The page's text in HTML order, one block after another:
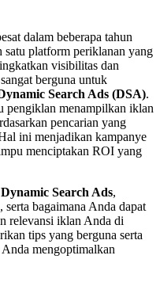
dalam beberapa tahun
satu platform periklanan yang
visibilitas dan
berguna untuk
Search Ads (DSA).
pengiklan menampilkan iklan
pencarian yang
ini menjadikan kampanye
menciptakan ROI yang
Dynamic Search Ads,
bagaimana Anda dapat
relevansi iklan Anda di
tips yang berguna serta
mengoptimalkan